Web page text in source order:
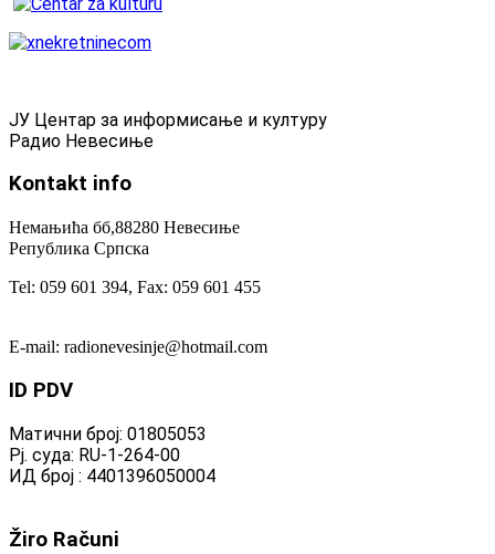
ЈУ Центар за информисање и културу
Радио Невесиње
Kontakt info
Немањића бб,88280 Невесиње
Република Српска
Tel: 059 601 394, Fax: 059 601 455
E-mail: radionevesinje@hotmail.com
ID PDV
Матични број: 01805053
Рј. суда: RU-1-264-00
ИД број : 4401396050004
Žiro Računi